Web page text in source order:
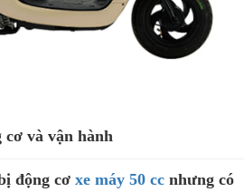
cơ và vận hành
động cơ xe máy 50 cc nhưng có